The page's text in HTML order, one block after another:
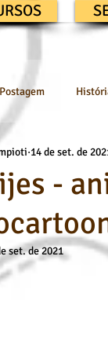
Postagem
Específica
Cursos
-
14 de set. de
set. de 2021